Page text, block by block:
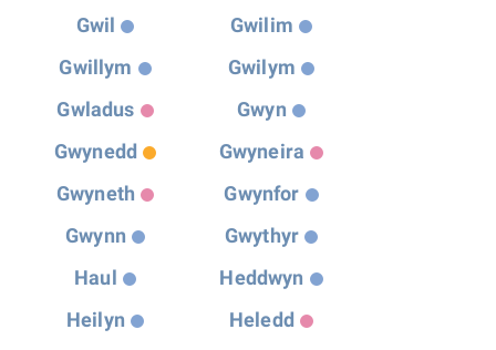
Gwil
Gwilim
Gwillym
Gwilym
Gwladus
Gwyn
Gwynedd
Gwyneira
Gwyneth
Gwynfor
Gwynn
Gwythyr
Haul
Heddwyn
Heilyn
Heledd